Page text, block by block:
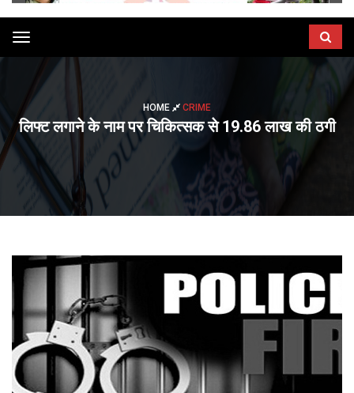
Toggle
navigation
HOME CRIME
लिफ्ट लगाने के नाम पर चिकित्सक से 19.86 लाख की ठगी